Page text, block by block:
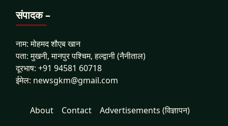
संपादक –
नाम: मोहमद शौएब खान
पता: मुखनी, मानपुर पश्चिम, हल्द्वानी (नैनीताल)
दूरभाष: +91 94581 60718
ईमेल: newsgkm@gmail.com
About Contact Advertisements (विज्ञापन)